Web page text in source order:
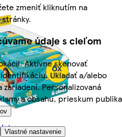
zmeniť kliknutím na
údaje s cieľom
Aktívne skenovať
Ukladať a/alebo
Personalizovaná
a obsahu, prieskum publika
Vlastné nastavenie